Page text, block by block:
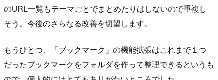
のURL一覧もテーマごとでまとめたりはしないので重複し
そう。今後のさらなる改善を切望します。
もうひとつ、「ブックマーク」の機能拡張はこれまで１つ
だったブックマークをフォルダを作って整理できるというも